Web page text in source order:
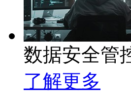
数据安全管
了解更多